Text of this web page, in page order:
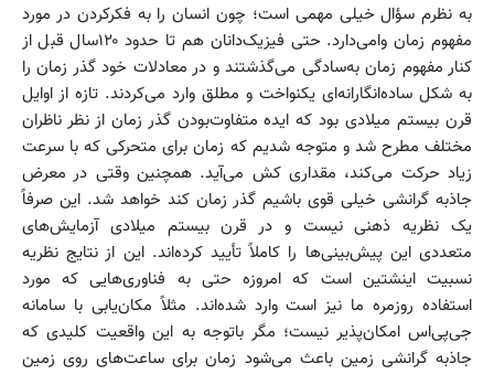
به نظرم سؤال خیلی مهمی است؛ چون انسان را به فکرکردن در مورد
مفهوم زمان وامی‌دارد. حتی فیزیک‌دانان هم تا حدود ۱۲۰سال قبل از
کنار مفهوم زمان به‌سادگی می‌گذشتند و در معادلات خود گذر زمان را
به شکل ساده‌انگارانه‌ای یکنواخت و مطلق وارد می‌کردند. تازه از اوایل
قرن بیستم میلادی بود که ایده متفاوت‌بودن گذر زمان از نظر ناظران
مختلف مطرح شد و متوجه شدیم که زمان برای متحرکی که با سرعت
زیاد حرکت می‌کند، مقداری کش می‌آید. همچنین وقتی در معرض
جاذبه گرانشی خیلی قوی باشیم گذر زمان کند خواهد شد. این صرفاً
یک نظریه ذهنی نیست و در قرن بیستم میلادی آزمایش‌های
متعددی این پیش‌بینی‌ها را کاملاً تأیید کرده‌اند. این از نتایج نظریه
نسبیت اینشتین است که امروزه حتی به فناوری‌هایی که مورد
استفاده روزمره ما نیز است وارد شده‌اند. مثلاً مکان‌یابی با سامانه
جی‌پی‌اس امکان‌پذیر نیست؛ مگر باتوجه ‌به این واقعیت کلیدی که
جاذبه گرانشی زمین باعث می‌شود زمان برای ساعت‌های روی زمین